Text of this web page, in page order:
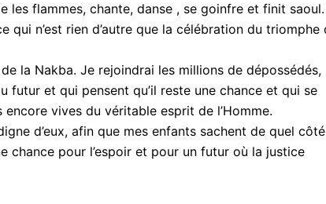
les flammes, chante, danse , se goinfre et finit
n’est rien d’autre que la célébration du triomphe
la Nakba. Je rejoindrai les millions de dépossédés,
futur et qui pensent qu’il reste une chance et qui se
vives du véritable esprit de l’Homme.
d’eux, afin que mes enfants sachent de quel
chance pour l’espoir et pour un futur où la justice